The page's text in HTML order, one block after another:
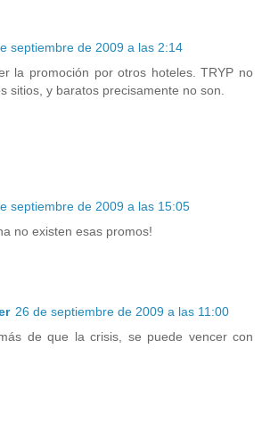
septiembre de 2009 a las 2:14
la promoción por otros hoteles. TRYP no
sitios, y baratos precisamente no son.
septiembre de 2009 a las 15:05
no existen esas promos!
26 de septiembre de 2009 a las 11:00
de que la crisis, se puede vencer con